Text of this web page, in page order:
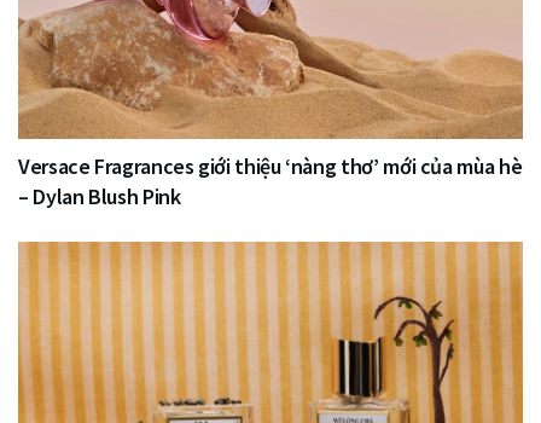
Versace Fragrances giới thiệu ‘nàng thơ’ mới của mùa hè
– Dylan Blush Pink